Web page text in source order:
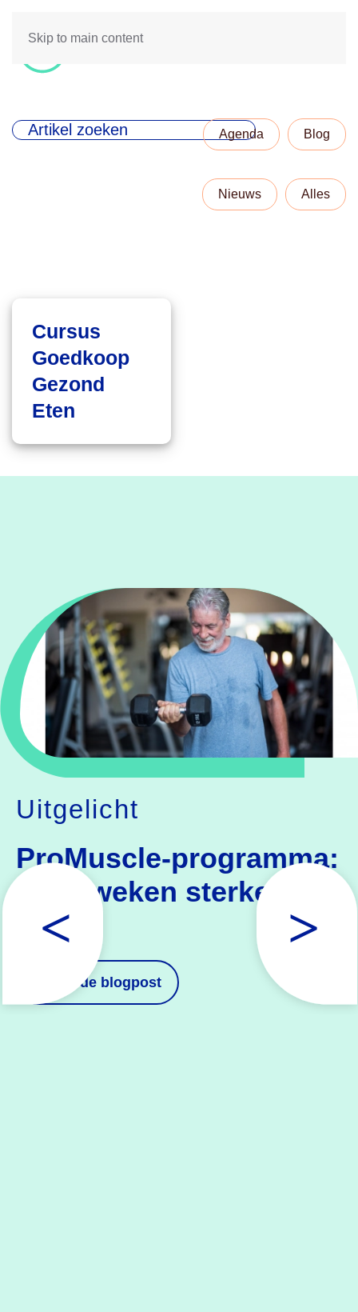
Skip to main content
Agenda Blog
Nieuws Alles
Cursus
Goedkoop
Gezond
Eten
Uitgelicht
ProMuscle-programma:
In 12 weken sterker en
fitter
de blogpost